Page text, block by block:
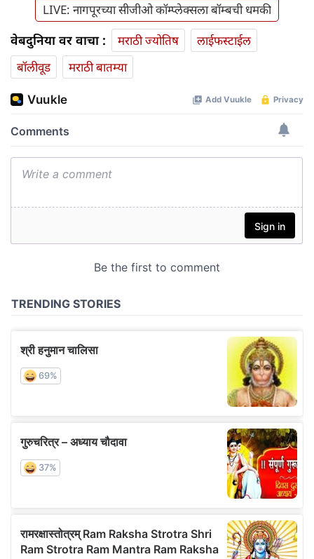
LIVE: नागपूरच्या सीजीओ कॉम्प्लेक्सला बॉम्बची धमकी
वेबदुनिया वर वाचा : मराठी ज्योतिष
लाईफस्टाईल
बॉलीवूड
मराठी बातम्या